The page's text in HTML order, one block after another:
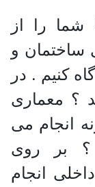
شما را از
ساختمان و
کنیم . در
؟ معماری
انجام می
بر روی
انجام